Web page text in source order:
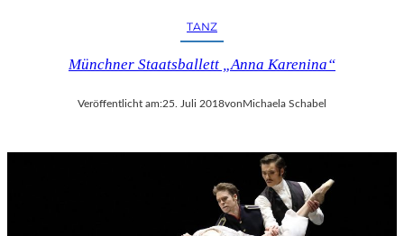
TANZ
Münchner Staatsballett „Anna Karenina“
Veröffentlicht am:25. Juli 2018vonMichaela Schabel